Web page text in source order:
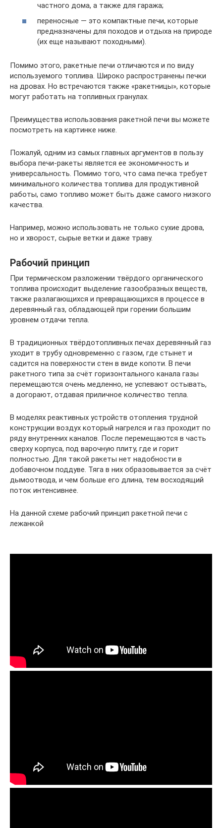
частного дома, а также для гаража;
переносные — это компактные печи, которые
предназначены для походов и отдыха на природе
(их еще называют походными).
Помимо этого, ракетные печи отличаются и по виду
используемого топлива. Широко распространены печки
на дровах. Но встречаются также «ракетницы», которые
могут работать на топливных гранулах.
Преимущества использования ракетной печи вы можете
посмотреть на картинке ниже.
Пожалуй, одним из самых главных аргументов в пользу
выбора печи-ракеты является ее экономичность и
универсальность. Помимо того, что сама печка требует
минимального количества топлива для продуктивной
работы, само топливо может быть даже самого низкого
качества.
Например, можно использовать не только сухие дрова,
но и хворост, сырые ветки и даже траву.
Рабочий принцип
При термическом разложении твёрдого органического
топлива происходит выделение газообразных веществ,
также разлагающихся и превращающихся в процессе в
деревянный газ, обладающей при горении большим
уровнем отдачи тепла.
В традиционных твёрдотопливных печах деревянный газ
уходит в трубу одновременно с газом, где стынет и
садится на поверхности стен в виде копоти. В печи
ракетного типа за счёт горизонтального канала газы
перемещаются очень медленно, не успевают остывать,
а догорают, отдавая приличное количество тепла.
В моделях реактивных устройств отопления трудной
конструкции воздух который нагрелся и газ проходит по
ряду внутренних каналов. После перемещаются в часть
сверху корпуса, под варочную плиту, где и горит
полностью. Для такой ракеты нет надобности в
добавочном поддуве. Тяга в них образовывается за счёт
дымоотвода, и чем больше его длина, тем восходящий
поток интенсивнее.
На данной схеме рабочий принцип ракетной печи с
лежанкой